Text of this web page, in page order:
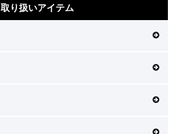
取り扱いアイテム